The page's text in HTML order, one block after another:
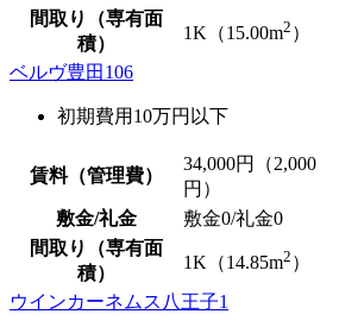
間取り（専有面
積）
1K（15.00m2 ）
ベルヴ豊田106
初期費用10万円以下
賃料（管理費）
34,000円（2,000
円）
敷金/礼金 敷金0/礼金0
間取り（専有面
積）
1K（14.85m2 ）
ウインカーネムス八王子1